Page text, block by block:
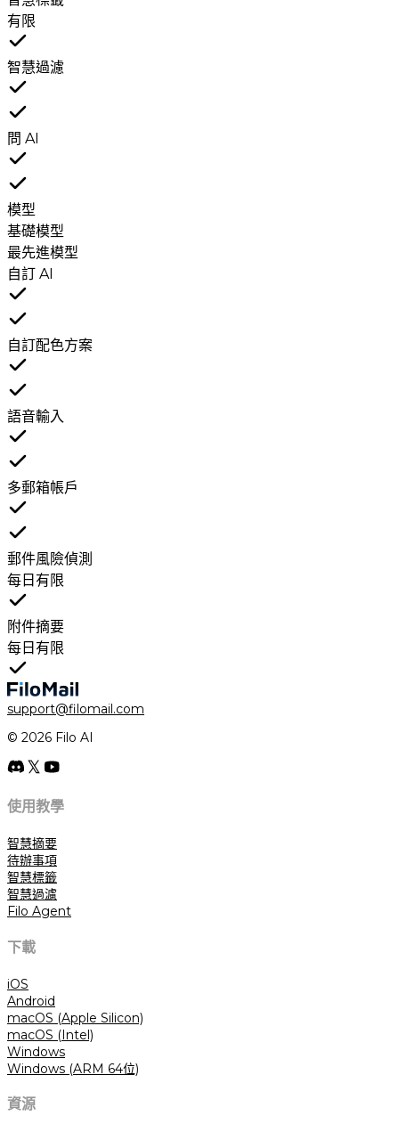
有限
智慧過濾
問 AI
模型
基礎模型
最先進模型
自訂 AI
自訂配色方案
語音輸入
多郵箱帳戶
郵件風險偵測
每日有限
附件摘要
每日有限
support@filomail.com
© 2026 Filo AI
使用教學
智慧摘要
待辦事項
智慧標籤
智慧過濾
Filo Agent
下載
iOS
Android
macOS (Apple Silicon)
macOS (Intel)
Windows
Windows (ARM 64位)
資源